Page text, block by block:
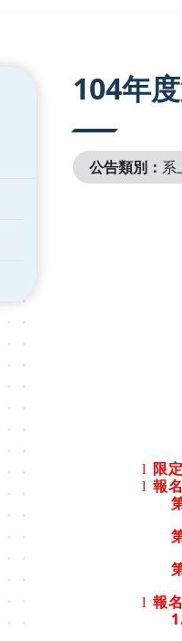
104年
公告類別： 系
l 限
l 報
l 報